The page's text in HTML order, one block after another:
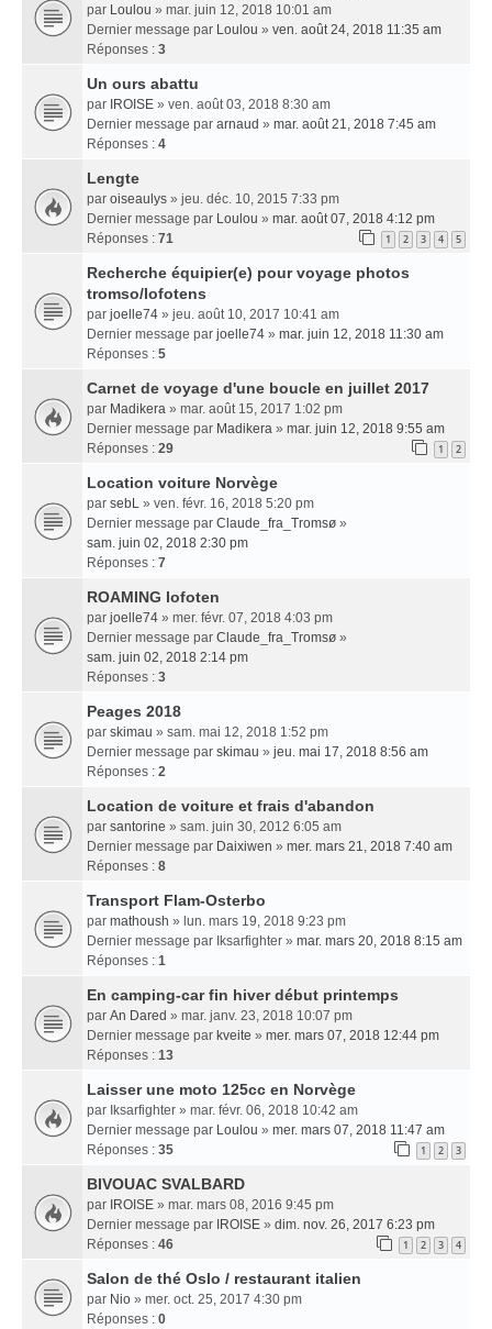
par Loulou » mar. juin 12, 2018 10:01 am
Dernier message par Loulou » ven. août 24, 2018 11:35 am
Réponses : 3
Un ours abattu
par IROISE » ven. août 03, 2018 8:30 am
Dernier message par arnaud » mar. août 21, 2018 7:45 am
Réponses : 4
Lengte
par oiseaulys » jeu. déc. 10, 2015 7:33 pm
Dernier message par Loulou » mar. août 07, 2018 4:12 pm
Réponses : 71 1 2 3 4 5
Recherche équipier(e) pour voyage photos
tromso/lofotens
par joelle74 » jeu. août 10, 2017 10:41 am
Dernier message par joelle74 » mar. juin 12, 2018 11:30 am
Réponses : 5
Carnet de voyage d'une boucle en juillet 2017
par Madikera » mar. août 15, 2017 1:02 pm
Dernier message par Madikera » mar. juin 12, 2018 9:55 am
Réponses : 29 1 2
Location voiture Norvège
par sebL » ven. févr. 16, 2018 5:20 pm
Dernier message par Claude_fra_Tromsø »
sam. juin 02, 2018 2:30 pm
Réponses : 7
ROAMING lofoten
par joelle74 » mer. févr. 07, 2018 4:03 pm
Dernier message par Claude_fra_Tromsø »
sam. juin 02, 2018 2:14 pm
Réponses : 3
Peages 2018
par skimau » sam. mai 12, 2018 1:52 pm
Dernier message par skimau » jeu. mai 17, 2018 8:56 am
Réponses : 2
Location de voiture et frais d'abandon
par santorine » sam. juin 30, 2012 6:05 am
Dernier message par Daixiwen » mer. mars 21, 2018 7:40 am
Réponses : 8
Transport Flam-Osterbo
par mathoush » lun. mars 19, 2018 9:23 pm
Dernier message par Iksarfighter » mar. mars 20, 2018 8:15 am
Réponses : 1
En camping-car fin hiver début printemps
par An Dared » mar. janv. 23, 2018 10:07 pm
Dernier message par kveite » mer. mars 07, 2018 12:44 pm
Réponses : 13
Laisser une moto 125cc en Norvège
par Iksarfighter » mar. févr. 06, 2018 10:42 am
Dernier message par Loulou » mer. mars 07, 2018 11:47 am
Réponses : 35 1 2 3
BIVOUAC SVALBARD
par IROISE » mar. mars 08, 2016 9:45 pm
Dernier message par IROISE » dim. nov. 26, 2017 6:23 pm
Réponses : 46 1 2 3 4
Salon de thé Oslo / restaurant italien
par Nio » mer. oct. 25, 2017 4:30 pm
Réponses : 0